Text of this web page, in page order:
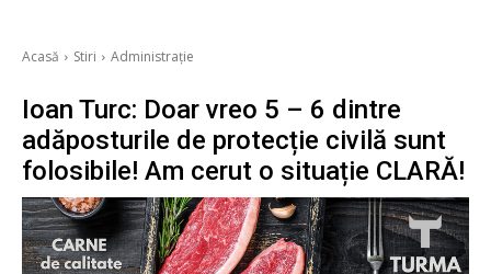
Acasă Stiri Administrație
Ioan Turc: Doar vreo 5 – 6 dintre
adăposturile de protecție civilă sunt
folosibile! Am cerut o situație CLARĂ!